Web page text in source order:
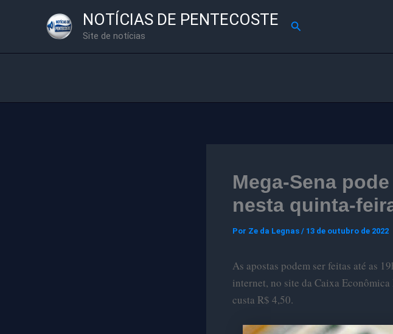
NOTÍCIAS DE PENTECOSTE
Site de notícias
Pesquisar
Mega-Sena
nesta quinta-
Por Ze da Legnas / 13 de outubro de 2022
As apostas podem ser feitas até as
internet, no site da Caixa Econômica
custa R$ 4,50.